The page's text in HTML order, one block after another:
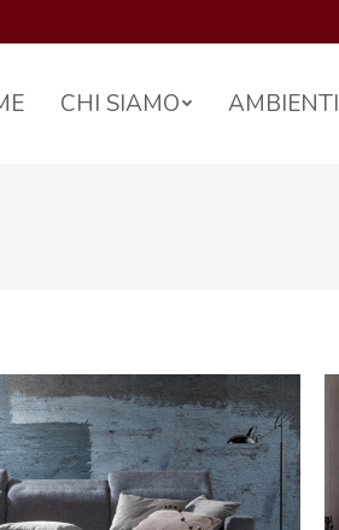
CHI SIAMO AMBIENTI